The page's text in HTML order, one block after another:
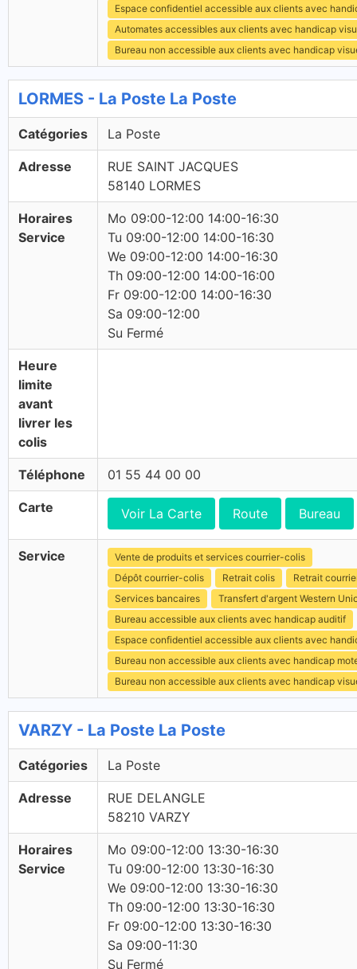
Espace confidentiel accessible aux clients avec
Automates accessibles aux clients avec handicap
Bureau non accessible aux clients avec handicap
LORMES - La Poste La Poste
Catégories La Poste
Adresse
RUE SAINT JACQUES
58140 LORMES
Horaires
Service
Mo 09:00-12:00 14:00-16:30
Tu 09:00-12:00 14:00-16:30
We 09:00-12:00 14:00-16:30
Th 09:00-12:00 14:00-16:00
Fr 09:00-12:00 14:00-16:30
Sa 09:00-12:00
Su Fermé
Heure
limite
avant
livrer les
colis
Téléphone 01 55 44 00 00
Carte Voir La Carte Route Bureau
Service
Vente de produits et services courrier-colis
Dépôt courrier-colis
Retrait colis
Retrait
Services bancaires
Transfert d'argent Western
Bureau accessible aux clients avec handicap auditif
Espace confidentiel accessible aux clients avec
Bureau non accessible aux clients avec handicap
Bureau non accessible aux clients avec handicap
VARZY - La Poste La Poste
Catégories La Poste
Adresse
RUE DELANGLE
58210 VARZY
Horaires
Service
Mo 09:00-12:00 13:30-16:30
Tu 09:00-12:00 13:30-16:30
We 09:00-12:00 13:30-16:30
Th 09:00-12:00 13:30-16:30
Fr 09:00-12:00 13:30-16:30
Sa 09:00-11:30
Su Fermé